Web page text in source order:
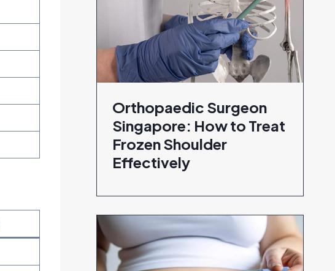
Orthopaedic Surgeon
Singapore: How to Treat
Frozen Shoulder
Effectively